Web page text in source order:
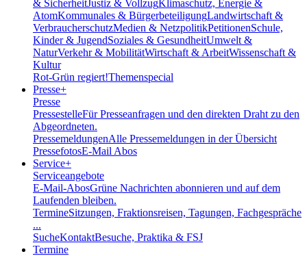
& SicherheitJustiz & VollzugKlimaschutz, Energie &
AtomKommunales & BürgerbeteiligungLandwirtschaft &
VerbraucherschutzMedien & NetzpolitikPetitionenSchule,
Kinder & JugendSoziales & GesundheitUmwelt &
NaturVerkehr & MobilitätWirtschaft & ArbeitWissenschaft &
Kultur
Rot-Grün regiert!Themenspecial
Presse+
Presse
PressestelleFür Presseanfragen und den direkten Draht zu den
Abgeordneten.
PressemeldungenAlle Pressemeldungen in der Übersicht
PressefotosE-Mail Abos
Service+
Serviceangebote
E-Mail-AbosGrüne Nachrichten abonnieren und auf dem
Laufenden bleiben.
TermineSitzungen, Fraktionsreisen, Tagungen, Fachgespräche
...
SucheKontaktBesuche, Praktika & FSJ
Termine